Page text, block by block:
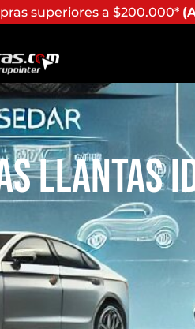
(Aplican Términos y
Llantas